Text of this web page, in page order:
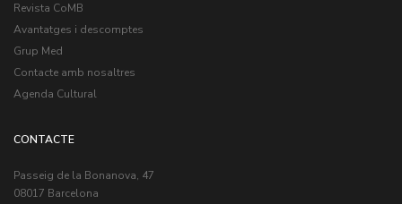
Revista CoMB
Avantatges i descomptes
Grup Med
Contacte amb nosaltres
Agenda Cultural
CONTACTE
Passeig de la Bonanova, 47
08017 Barcelona